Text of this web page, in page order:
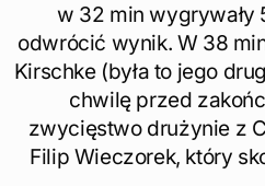
w 32 min wygrywały
odwrócić wynik. W 38
Kirschke (była to jego
chwilę przed
zwycięstwo drużynie z
Filip Wieczorek, który